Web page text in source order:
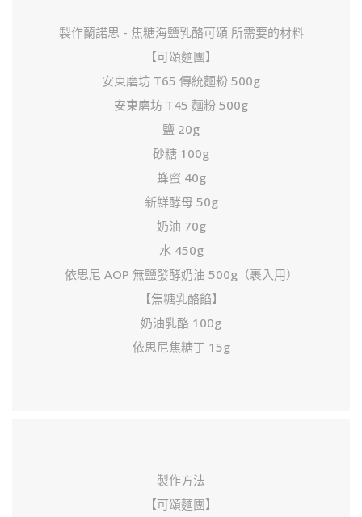
製作蘭諾思 - 焦糖海鹽乳酪可頌 所需要的材料
【可頌麵團】
安東磨坊 T65 傳統麵粉 500g
安東磨坊 T45 麵粉 500g
鹽 20g
砂糖 100g
蜂蜜 40g
新鮮酵母 50g
奶油 70g
水 450g
依思尼 AOP 無鹽發酵奶油 500g（裹入用）
【焦糖乳酪餡】
奶油乳酪 100g
依思尼焦糖丁 15g
製作方法
【可頌麵團】